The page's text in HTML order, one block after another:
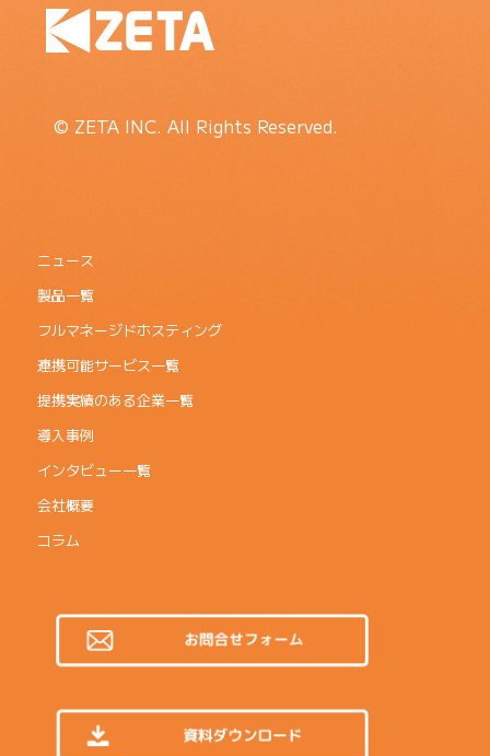
© ZETA INC. All Rights Reserved.
ニュース
製品一覧
フルマネージドホスティング
連携可能サービス一覧
提携実績のある企業一覧
導入事例
インタビュー一覧
会社概要
コラム